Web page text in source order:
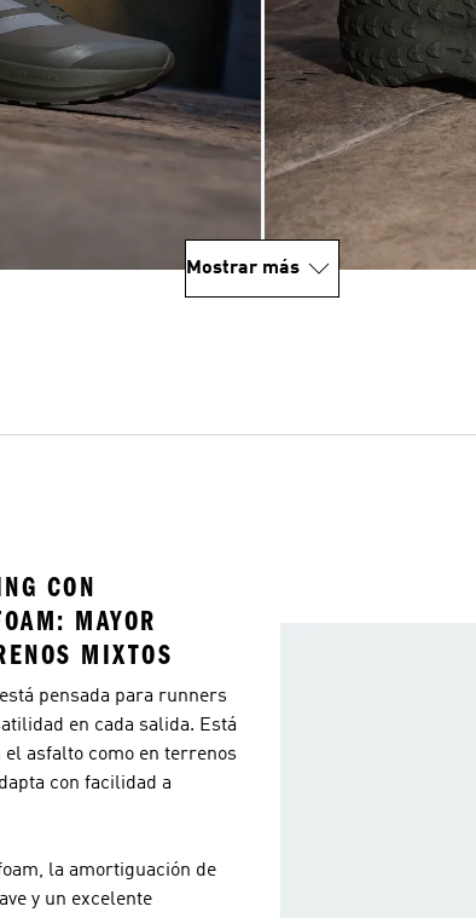
Mostrar más
CON
MAYOR
MIXTOS
pensada para runners
en cada salida. Está
asfalto como en terrenos
con facilidad a
la amortiguación de
y un excelente